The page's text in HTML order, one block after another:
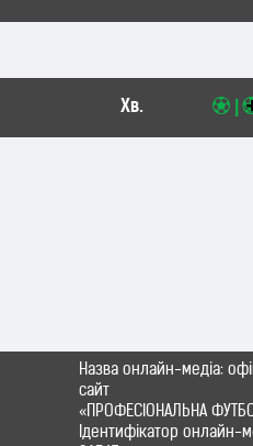
Хв.
Назва онлайн-медіа:
сайт
«ПРОФЕСІОНАЛЬНА
Ідентифікатор онлайн-